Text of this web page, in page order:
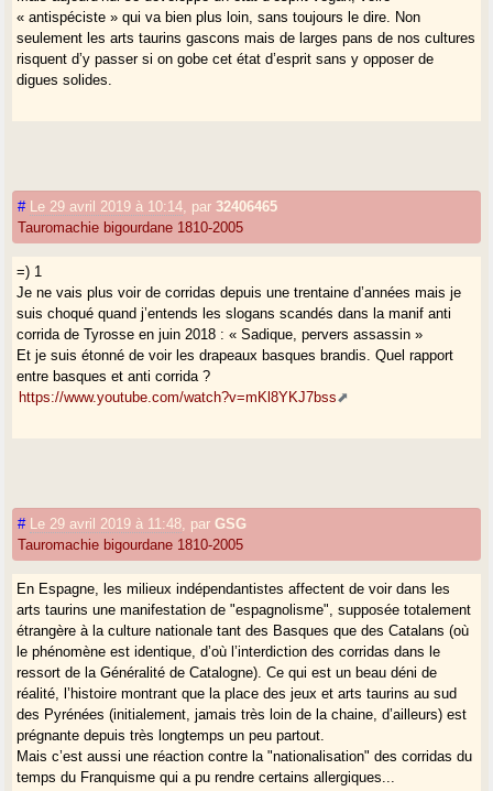
« antispéciste » qui va bien plus loin, sans toujours le dire. Non
seulement les arts taurins gascons mais de larges pans de nos cultures
risquent d’y passer si on gobe cet état d’esprit sans y opposer de
digues solides.
# Le 29 avril 2019 à 10:14 par32406465
Tauromachie bigourdane 1810-2005
=) 1
Je ne vais plus voir de corridas depuis une trentaine d’années mais je
suis choqué quand j’entends les slogans scandés dans la manif anti
corrida de Tyrosse en juin 2018 : « Sadique, pervers assassin »
Et je suis étonné de voir les drapeaux basques brandis. Quel rapport
entre basques et anti corrida ?
https://www.youtube.com/watch?v=mKl8YKJ7bss
# Le 29 avril 2019 à 11:48 parGSG
Tauromachie bigourdane 1810-2005
En Espagne, les milieux indépendantistes affectent de voir dans les
arts taurins une manifestation de "espagnolisme", supposée totalement
étrangère à la culture nationale tant des Basques que des Catalans (où
le phénomène est identique, d’où l’interdiction des corridas dans le
ressort de la Généralité de Catalogne). Ce qui est un beau déni de
réalité, l’histoire montrant que la place des jeux et arts taurins au sud
des Pyrénées (initialement, jamais très loin de la chaine, d’ailleurs) est
prégnante depuis très longtemps un peu partout.
Mais c’est aussi une réaction contre la "nationalisation" des corridas du
temps du Franquisme qui a pu rendre certains allergiques...